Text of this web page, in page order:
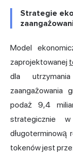
Strategie
Model
zaprojektowanej
dla
zaangażowania
podaż 9,4
strategicznie
długoterminową
tokenów jest